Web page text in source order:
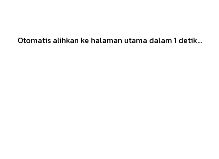
Otomatis alihkan ke halaman utama dalam 1 detik...